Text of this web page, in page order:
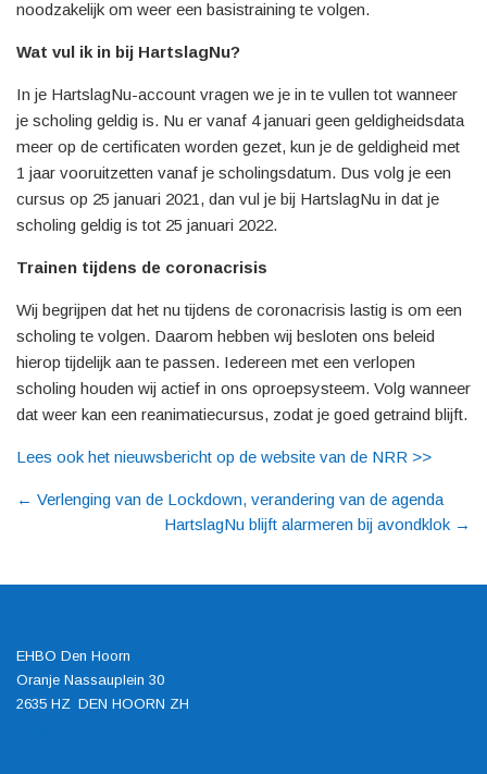
noodzakelijk om weer een basistraining te volgen.
Wat vul ik in bij HartslagNu?
In je HartslagNu-account vragen we je in te vullen tot wanneer
je scholing geldig is. Nu er vanaf 4 januari geen geldigheidsdata
meer op de certificaten worden gezet, kun je de geldigheid met
1 jaar vooruitzetten vanaf je scholingsdatum. Dus volg je een
cursus op 25 januari 2021, dan vul je bij HartslagNu in dat je
scholing geldig is tot 25 januari 2022.
Trainen tijdens de coronacrisis
Wij begrijpen dat het nu tijdens de coronacrisis lastig is om een
scholing te volgen. Daarom hebben wij besloten ons beleid
hierop tijdelijk aan te passen. Iedereen met een verlopen
scholing houden wij actief in ons oproepsysteem. Volg wanneer
dat weer kan een reanimatiecursus, zodat je goed getraind blijft.
Lees ook het nieuwsbericht op de website van de NRR >>
← Verlenging van de Lockdown, verandering van de agenda
HartslagNu blijft alarmeren bij avondklok →
EHBO Den Hoorn
Oranje Nassauplein 30
2635 HZ DEN HOORN ZH